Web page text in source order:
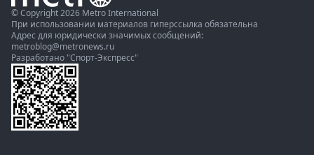
© Copyright 2026 Metro International
При использовании материалов гиперссылка обязательна
Адрес для юридически значимых сообщений:
metroblog@metronews.ru
Разработано "Спорт-Экспресс"